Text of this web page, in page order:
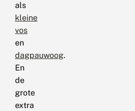
als
kleine
vos
en
dagpauwoog.
En
de
grote
extra